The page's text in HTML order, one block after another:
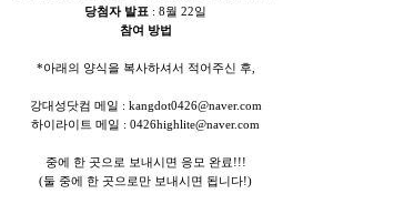
당첨자 발표 : 8월 22일
참여 방법
*아래의 양식을 복사하셔서 적어주신 후,
강대성닷컴 메일 : kangdot0426@naver.com
하이라이트 메일 : 0426highlite@naver.com
중에 한 곳으로 보내시면 응모 완료!!!
(둘 중에 한 곳으로만 보내시면 됩니다!)